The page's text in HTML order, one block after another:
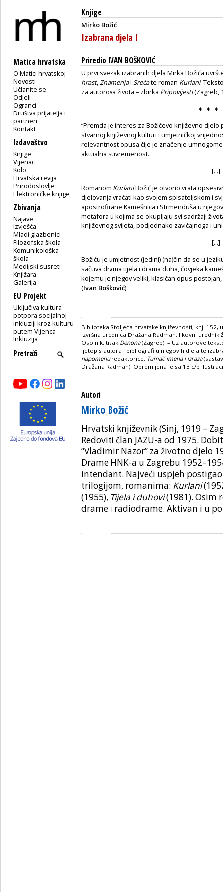
Matica hrvatska
O Matici hrvatskoj
Novosti
Učlanite se
Odjeli
Ogranci
Društva prijatelja i
partneri
Kontakt
Izdavaštvo
Knjige
Vijenac
Kolo
Hrvatska revija
Prirodoslovlje
Elektroničke knjige
Zbivanja
Najave
Izvješća
Mladi glazbenici
Filozofska škola
Komunikološka
škola
Medijski susreti
Knjižara
Galerija
EU Projekt
Uključiva kultura -
potpora socijalnoj
inkluziji kroz kulturu
putem Vijenca
Inkluzija
Knjige
Mirko Božić
Izabrana djela I
Priredio IVAN BOŠKOVIĆ
U prvi svezak izabranih djela Mirka Božića
hrast, Znamenjai Srećate roman Kurlani.
za autorova života – zbirka Pripovijesti(Zagreb,
♦ ♦ ♦
“Premda je interes za Božićevo književno
stvarnoj književnoj kulturi i umjetničkoj
relevantnost opusa čije je značenje
aktualna suvremenost.
[...]
Romanom KurlaniBožić je otvorio vrata
djelovanja vraćati kao svojem spisateljskom i
apostrofirane Kamešnica i Strmenduša u
metafora u kojima se okupljaju svi sadržaji
književnog svijeta, podjednako zavičajnoga i
[...]
Božiću je umjetnost (jedini) (na)čin da se u
sačuva drama tijela i drama duha, čovjeka
kojemu je njegov veliki, klasičan opus
(Ivan Bošković)
Biblioteka Stoljeća hrvatske književnosti, knj. 152,
izvršna urednica Dražana Radman, likovni
Osojnik, tisak Denona(Zagreb). – Uz autorove
ljetopis autora i bibliografiju njegovih djela te
napomenu redaktorice, Tumač imena i izraza
Dražana Radman). Opremljena je sa 13 c/b
Autori
Mirko Božić
Hrvatski književnik (Sinj, 1919 –
Redoviti član JAZU-a od 1975.
“Vladimir Nazor” za životno djelo
Drame HNK-a u Zagrebu
intendant. Najveći uspjeh
trilogijom, romanima: Kurlani
(1955), Tijela i duhovi(1981). Osim
drame i radiodrame. Aktivan i u